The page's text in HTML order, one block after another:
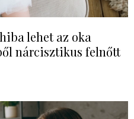
lehet az oka
nárcisztikus felnőtt